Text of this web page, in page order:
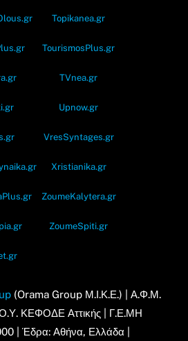
Topikanea.gr
TourismosPlus.gr
TVnea.gr
Upnow.gr
VresSyntages.gr
Xristianika.gr
ZoumeKalytera.gr
ZoumeSpiti.gr
(Orama Group Μ.Ι.Κ.Ε.) | Α.Φ.Μ.
ΚΕΦΟΔΕ Αττικής | Γ.Ε.ΜΗ
| Έδρα: Αθήνα, Ελλάδα |